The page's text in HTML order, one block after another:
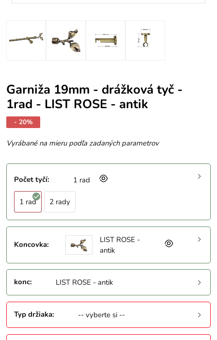
Garniža 19mm - drážková tyč -
1rad - LIST ROSE - antik
- 20%
Vyrábané na mieru podľa zadaných parametrov
Počet tyčí: 1 rad
1 rad 2 rady
Koncovka:
LIST ROSE -
antik
konc: LIST ROSE - antik
Typ držiaka: -- vyberte si --